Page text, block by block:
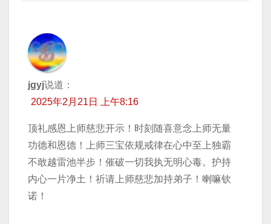
jgyj说道：
2025年2月21日 上午8:16
顶礼感恩上师慈悲开示！时刻随喜意念上师无量
功德和恩德！上师三宝依规戒律在心中至上独霸
不敢越雷池半步！催破一切我执无明心毒。护持
内心一片净土！祈请上师慈悲加持弟子！喇嘛钦
诺！